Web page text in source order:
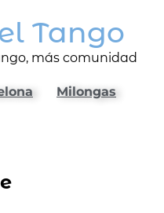
Tango
más comunidad
Milongas